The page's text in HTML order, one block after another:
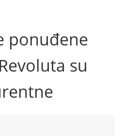
ponuđene
su